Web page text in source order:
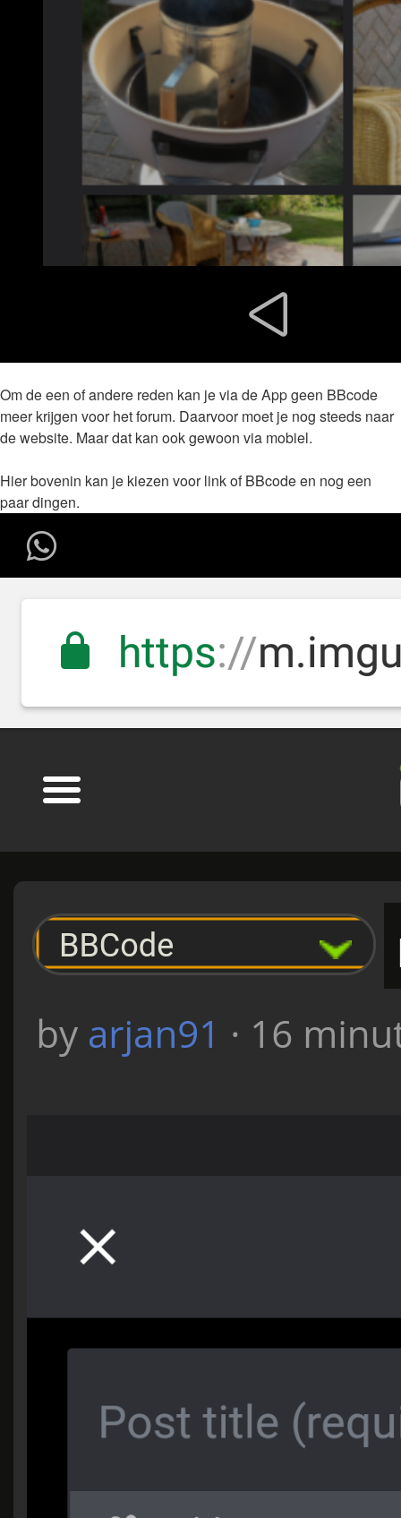
Om de een of andere reden kan je via de App geen BBcode
meer krijgen voor het forum. Daarvoor moet je nog steeds naar
de website. Maar dat kan ook gewoon via mobiel.
Hier bovenin kan je kiezen voor link of BBcode en nog een
paar dingen.